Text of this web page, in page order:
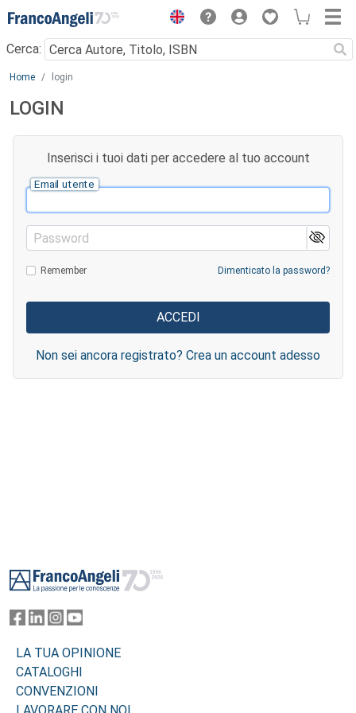
Menu
Cerca:
Main content
Home login
LOGIN
Inserisci i tuoi dati per accedere al tuo account
Email utente
Password
Remember Dimenticato la password?
Non sei ancora registrato? Crea un account adesso
LA TUA OPINIONE
CATALOGHI
CONVENZIONI